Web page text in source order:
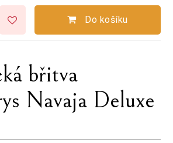
Do košíku
břitva
Navaja Deluxe